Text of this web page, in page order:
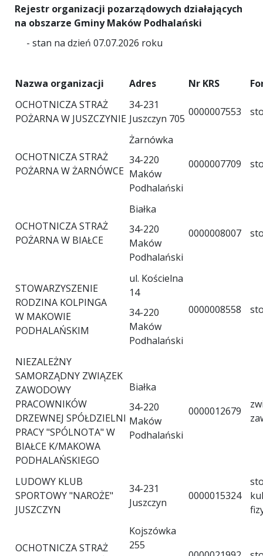
Rejestr organizacji pozarządowych działających
na obszarze Gminy Maków Podhalański
- stan na dzień 07.07.2026 roku
Nazwa organizacji Adres Nr KRS
OCHOTNICZA STRAŻ
POŻARNA W JUSZCZYNIE
34-231
Juszczyn 705
0000007553
OCHOTNICZA STRAŻ
POŻARNA W ŻARNÓWCE
Żarnówka
34-220
Maków
Podhalański
0000007709
OCHOTNICZA STRAŻ
POŻARNA W BIAŁCE
Białka
34-220
Maków
Podhalański
0000008007
STOWARZYSZENIE
RODZINA KOLPINGA
W MAKOWIE
PODHALAŃSKIM
ul. Kościelna
14
34-220
Maków
Podhalański
0000008558
NIEZALEŻNY
SAMORZĄDNY ZWIĄZEK
ZAWODOWY
PRACOWNIKÓW
DRZEWNEJ SPÓŁDZIELNI
PRACY "SPÓLNOTA" W
BIAŁCE K/MAKOWA
PODHALAŃSKIEGO
Białka
34-220
Maków
Podhalański
0000012679
LUDOWY KLUB
SPORTOWY "NAROŻE"
JUSZCZYN
34-231
Juszczyn
0000015324
OCHOTNICZA STRAŻ
Kojszówka
255